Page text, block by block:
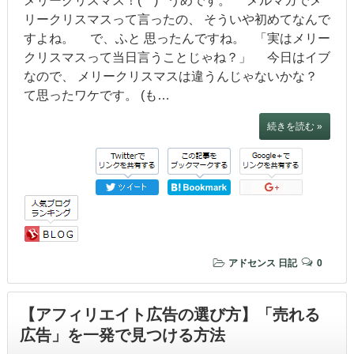
リークリスマスって言ったの、 そういや初めてなんで
すよね。 で、ふと 思ったんですね。 「実はメリー
クリスマスって当日言うことじゃね？」 今日はイブ
なので、 メリークリスマスは違うんじゃないかな？
て思ったワケです。 (も…
続きを読む »
アドセンス 日記 0
【アフィリエイト広告の選び方】「売れる
広告」を一発で見つける方法